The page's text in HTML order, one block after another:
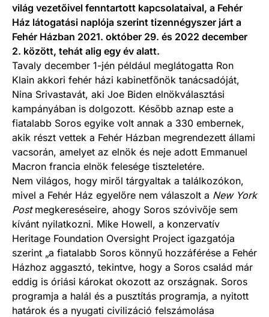
világ vezetőivel fenntartott kapcsolataival, a Fehér
Ház látogatási naplója szerint tizennégyszer járt a
Fehér Házban 2021. október 29. és 2022 december
2. között, tehát alig egy év alatt.
Tavaly december 1-jén például meglátogatta Ron
Klain akkori fehér házi kabinetfőnök tanácsadóját,
Nina Srivastavát, aki Joe Biden elnökválasztási
kampányában is dolgozott. Később aznap este a
fiatalabb Soros egyike volt annak a 330 embernek,
akik részt vettek a Fehér Házban megrendezett állami
vacsorán, amelyet az elnök és neje adott Emmanuel
Macron francia elnök felesége tiszteletére.
Nem világos, hogy miről tárgyaltak a találkozókon,
mivel a Fehér Ház egyelőre nem válaszolt a New York
Postmegkereséseire, ahogy Soros szóvivője sem
kívánt nyilatkozni. Mike Howell, a konzervatív
Heritage Foundation Oversight Project igazgatója
szerint „a fiatalabb Soros könnyű hozzáférése a Fehér
Házhoz aggasztó, tekintve, hogy a Soros család már
eddig is óriási károkat okozott az országnak. Soros
programja a halál és a pusztítás programja, a nyitott
határok és a nyugati civilizáció felszámolása